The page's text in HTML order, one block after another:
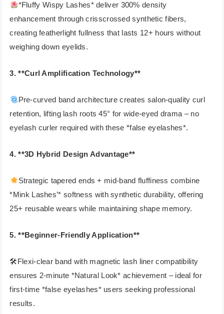
*Fluffy Wispy Lashes* deliver 300% density
enhancement through crisscrossed synthetic fibers,
creating featherlight fullness that lasts 12+ hours without
weighing down eyelids.
3. **Curl Amplification Technology**
Pre-curved band architecture creates salon-quality curl
retention, lifting lash roots 45° for wide-eyed drama – no
eyelash curler required with these *false eyelashes*.
4. **3D Hybrid Design Advantage**
Strategic tapered ends + mid-band fluffiness combine
*Mink Lashes’* softness with synthetic durability, offering
25+ reusable wears while maintaining shape memory.
5. **Beginner-Friendly Application**
🛠Flexi-clear band with magnetic lash liner compatibility
ensures 2-minute *Natural Look* achievement – ideal for
first-time *false eyelashes* users seeking professional
results.